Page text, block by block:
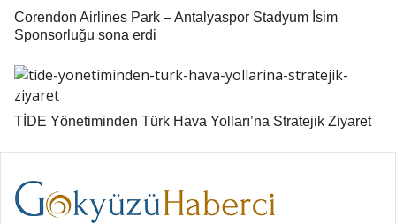
Corendon Airlines Park – Antalyaspor Stadyum İsim
Sponsorluğu sona erdi
TİDE Yönetiminden Türk Hava Yolları’na Stratejik Ziyaret